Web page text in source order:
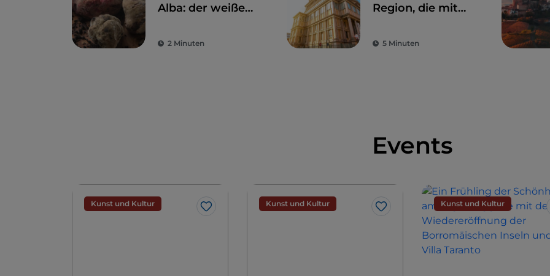
Alba: der weiße
2 Minuten
Region, die mit
Geschichte
5 Minuten
Events
Kunst und Kultur
Like
Kunst und Kultur
Like
Kunst und Kultur